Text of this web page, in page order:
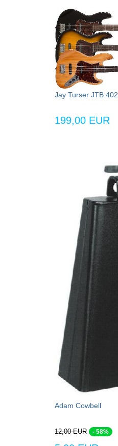
Jay Turser JTB 402
199,00 EUR
Adam Cowbell
12,00 EUR - 58%